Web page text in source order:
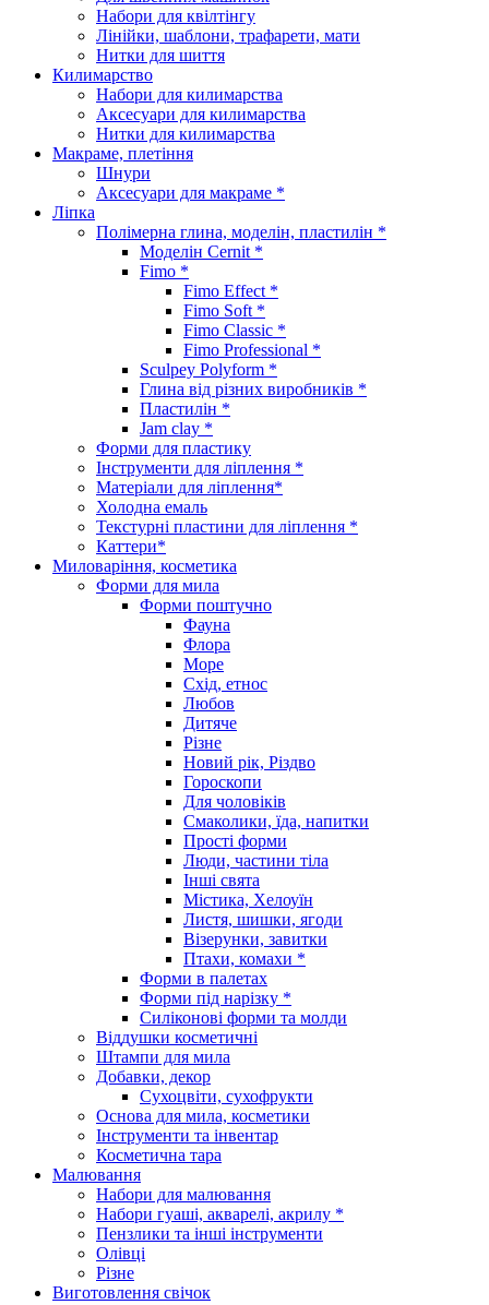
Набори для квілтінгу
Лінійки, шаблони, трафарети, мати
Нитки для шиття
Килимарство
Набори для килимарства
Аксесуари для килимарства
Нитки для килимарства
Макраме, плетіння
Шнури
Аксесуари для макраме *
Ліпка
Полімерна глина, моделін, пластилін *
Моделін Cernit *
Fimo *
Fimo Effect *
Fimo Soft *
Fimo Classic *
Fimo Professional *
Sculpey Polyform *
Глина від різних виробників *
Пластилін *
Jam clay *
Форми для пластику
Інструменти для ліплення *
Матеріали для ліплення*
Холодна емаль
Текстурні пластини для ліплення *
Каттери*
Миловаріння, косметика
Форми для мила
Форми поштучно
Фауна
Флора
Море
Схід, етнос
Любов
Дитяче
Різне
Новий рік, Різдво
Гороскопи
Для чоловіків
Смаколики, їда, напитки
Прості форми
Люди, частини тіла
Інші свята
Містика, Хелоуїн
Листя, шишки, ягоди
Візерунки, завитки
Птахи, комахи *
Форми в палетах
Форми під нарізку *
Силіконові форми та молди
Віддушки косметичні
Штампи для мила
Добавки, декор
Сухоцвіти, сухофрукти
Основа для мила, косметики
Інструменти та інвентар
Косметична тара
Малювання
Набори для малювання
Набори гуаші, акварелі, акрилу *
Пензлики та інші інструменти
Олівці
Різне
Виготовлення свічок